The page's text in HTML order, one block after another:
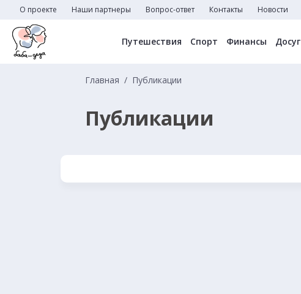
О проекте Наши партнеры Вопрос-ответ Контакты Новости
Путешествия Спорт Финансы Досуг
Главная Публикации
Публикации